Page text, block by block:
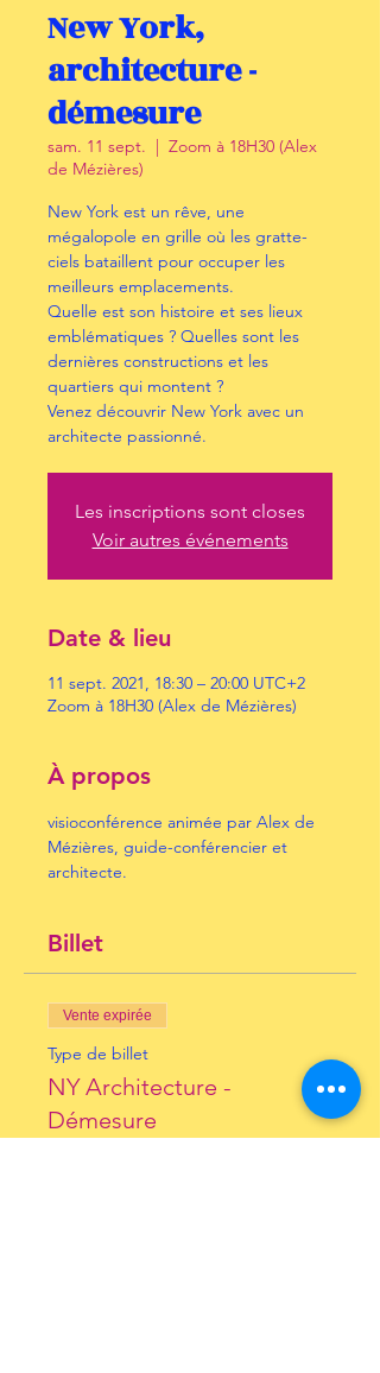
New York,
architecture -
démesure
sam. 11 sept.
  |
Zoom à 18H30 (Alex
de Mézières)
New York est un rêve, une
mégalopole en grille où les gratte-
ciels bataillent pour occuper les
meilleurs emplacements.
Quelle est son histoire et ses lieux
emblématiques ? Quelles sont les
dernières constructions et les
quartiers qui montent ?
Venez découvrir New York avec un
architecte passionné.
Les inscriptions sont closes
Voir autres événements
Date & lieu
11 sept. 2021, 18:30 – 20:00 UTC+2
Zoom à 18H30 (Alex de Mézières)
À propos
visioconférence animée par Alex de
Mézières, guide-conférencier et
architecte.
Billet
Vente expirée
Type de billet
NY Architecture -
Démesure